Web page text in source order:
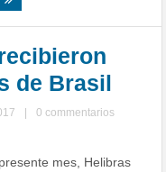
de Brasil
0 commentarios
mes, Helibras